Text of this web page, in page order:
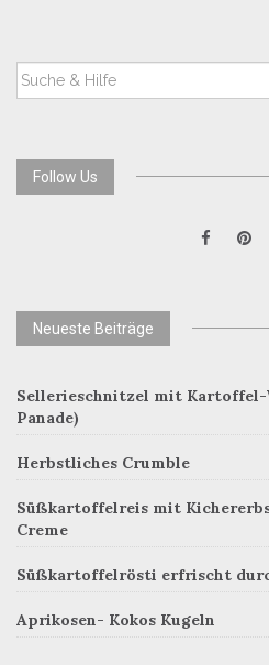
SUCHEN
NACH:
Follow Us
Neueste Beiträge
Sellerieschnitzel mit Kartoffel-
Panade)
Herbstliches Crumble
Süßkartoffelreis mit
Creme
Süßkartoffelrösti erfrischt
Aprikosen- Kokos Kugeln